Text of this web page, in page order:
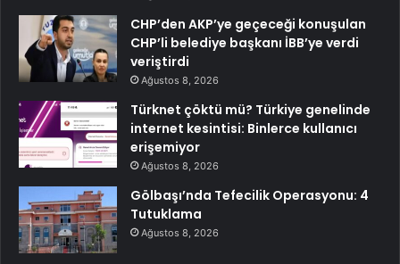
CHP’den AKP’ye geçeceği konuşulan
CHP’li belediye başkanı İBB’ye verdi
veriştirdi
Ağustos 8, 2026
Türknet çöktü mü? Türkiye genelinde
internet kesintisi: Binlerce kullanıcı
erişemiyor
Ağustos 8, 2026
Gölbaşı’nda Tefecilik Operasyonu: 4
Tutuklama
Ağustos 8, 2026